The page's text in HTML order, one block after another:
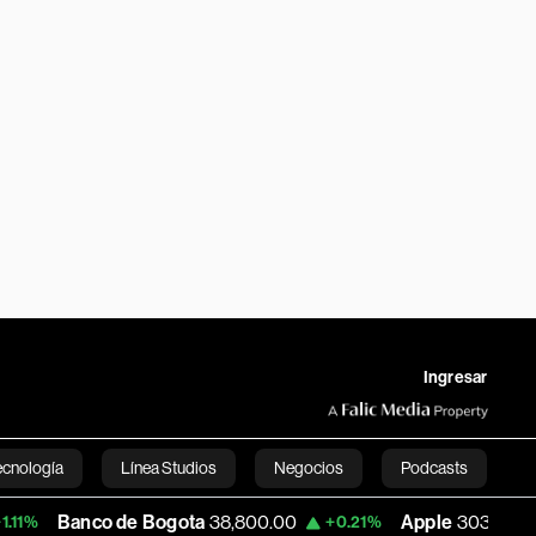
Ingresar
Línea Studios Negocios Podcasts
English
de Bogota 38,800.00 +0.21% Apple 303.27 -1.74%